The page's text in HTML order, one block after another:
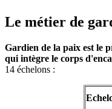
Le métier de
Gardien de la paix est le
qui intègre le corps
14 échelons :